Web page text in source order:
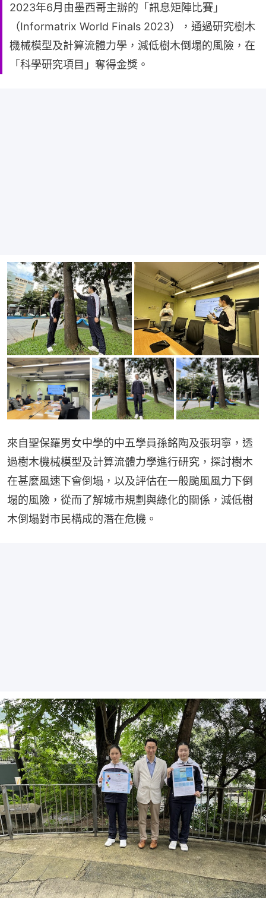
2023年6月由墨西哥主辦的「訊息矩陣比賽」
（Informatrix World Finals 2023），通過研究樹木
機械模型及計算流體力學，減低樹木倒塌的風險，在
「科學研究項目」奪得金獎。
來自聖保羅男女中學的中五學員孫銘陶及張玥寧，透
過樹木機械模型及計算流體力學進行研究，探討樹木
在甚麼風速下會倒塌，以及評估在一般颱風風力下倒
塌的風險，從而了解城市規劃與綠化的關係，減低樹
木倒塌對市民構成的潛在危機。